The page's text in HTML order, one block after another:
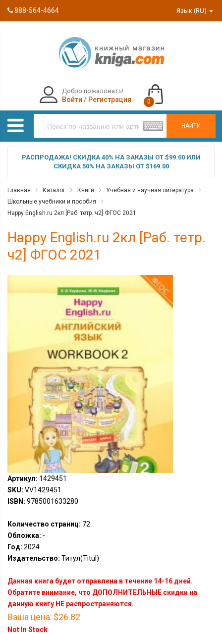
888-564-4664 Язык (RU)
НАЙТИ
Добро пожаловать!
Войти / Регистрация 0
РАСПРОДАЖА! СКИДКА 40% НА ЗАКАЗЫ ОТ $99.00 ИЛИ
СКИДКА 50% НА ЗАКАЗЫ ОТ $169.00
Главная Каталог Книги
Учебная и научная литература
Школьные учебники и пособия
Happy Еnglish.ru 2кл [Раб. тетр. ч2] ФГОС 2021
Happy Еnglish.ru 2кл [Раб. тетр.
ч2] ФГОС 2021
Артикул: 1429451
SKU: VV1429451
ISBN: 9785001633280
Количество страниц: 72
Обложка: -
Год: 2024
Издательство: Титул(Titul)
Данная книга будет отправлена в течение 14-16 дней.
Обратите внимание, что ДОПОЛНИТЕЛЬНЫЕ скидки на
данную книгу НЕ распространяются.
Ваша цена: $26.82
Not In Stock